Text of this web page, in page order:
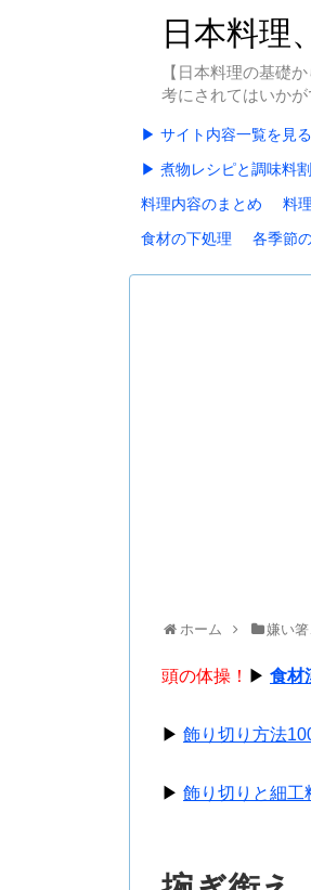
日本料理
【日本料理の基礎
考にされてはいかが
▶ サイト内容一覧を見る
▶ 煮物レシピと調味料
料理内容のまとめ
料
食材の下処理
各季節
ホーム 嫌い
頭の体操！ ▶ 食材
▶ 飾り切り方法
▶ 飾り切りと細工